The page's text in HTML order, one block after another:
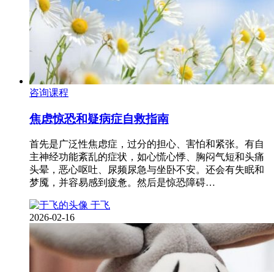
咨询课程
焦虑惊恐和疑病症自救指南
首先是广泛性焦虑症，过分的担心、害怕和紧张。有自
主神经功能紊乱的症状，如心慌心悸、胸闷气短和头痛
头晕，恶心呕吐、尿频尿急与坐卧不安。还会有失眠和
梦魇，并容易感到疲惫。然后是惊恐障碍…
于飞
2026-02-16